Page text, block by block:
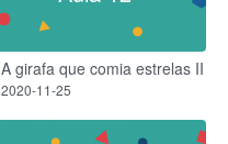
A girafa que comia estrelas II
2020-11-25